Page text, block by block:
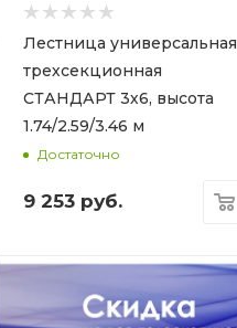
Лестница универсальная
трехсекционная
СТАНДАРТ 3х6, высота
1.74/2.59/3.46 м
Достаточно
9 253 руб.